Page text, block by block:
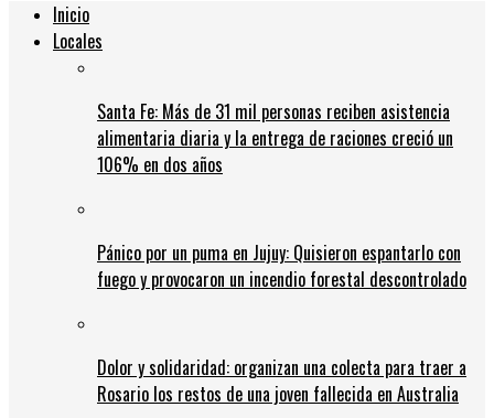
Inicio
Locales
Santa Fe: Más de 31 mil personas reciben asistencia
alimentaria diaria y la entrega de raciones creció un
106% en dos años
Pánico por un puma en Jujuy: Quisieron espantarlo con
fuego y provocaron un incendio forestal descontrolado
Dolor y solidaridad: organizan una colecta para traer a
Rosario los restos de una joven fallecida en Australia